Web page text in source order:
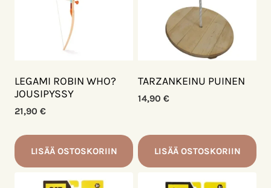
LEGAMI ROBIN WHO?
JOUSIPYSSY
21,90 €
LISÄÄ OSTOSKORIIN
TARZANKEINU PUINEN
14,90 €
LISÄÄ OSTOSKORIIN